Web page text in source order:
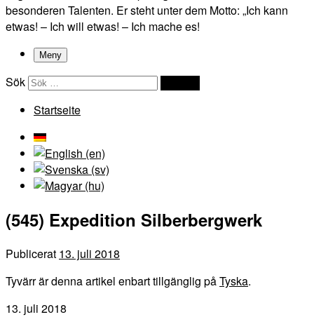
besonderen Talenten. Er steht unter dem Motto: „Ich kann
etwas! – Ich will etwas! – Ich mache es!
Meny
Sök
Startseite
(545) Expedition Silberbergwerk
Publicerat 13. juli 2018
Tyvärr är denna artikel enbart tillgänglig påTyska.
13. juli 2018